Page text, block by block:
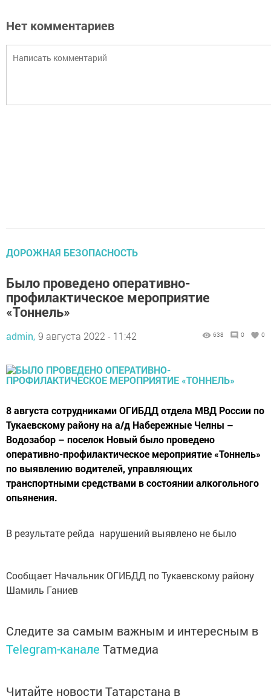
Нет комментариев
ДОРОЖНАЯ БЕЗОПАСНОСТЬ
Было проведено оперативно-
профилактическое мероприятие
«Тоннель»
admin, 9 августа 2022 - 11:42 638 0 0
8 августа сотрудниками ОГИБДД отдела МВД России по
Тукаевскому району на а/д Набережные Челны –
Водозабор – поселок Новый было проведено
оперативно-профилактическое мероприятие «Тоннель»
по выявлению водителей, управляющих
транспортными средствами в состоянии алкогольного
опьянения.
В результате рейда нарушений выявлено не было
Сообщает Начальник ОГИБДД по Тукаевскому району
Шамиль Ганиев
Следите за самым важным и интересным в
Telegram-канале Татмедиа
Читайте новости Татарстана в